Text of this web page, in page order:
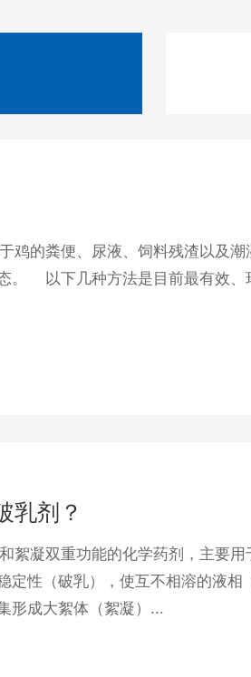
的粪便、尿液、饲料残渣以及
。 以下几种方法是目前最有效
乳剂？
凝双重功能的化学药剂，主要
定性（破乳），使互不相溶的液
形成大絮体（絮凝）...